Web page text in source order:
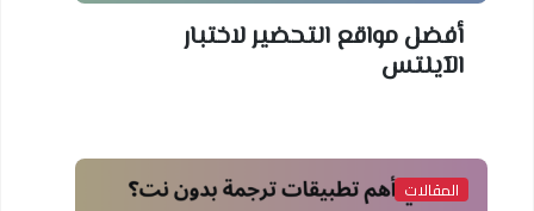
أفضل مواقع التحضير لاختبار
الآيلتس
المقالات